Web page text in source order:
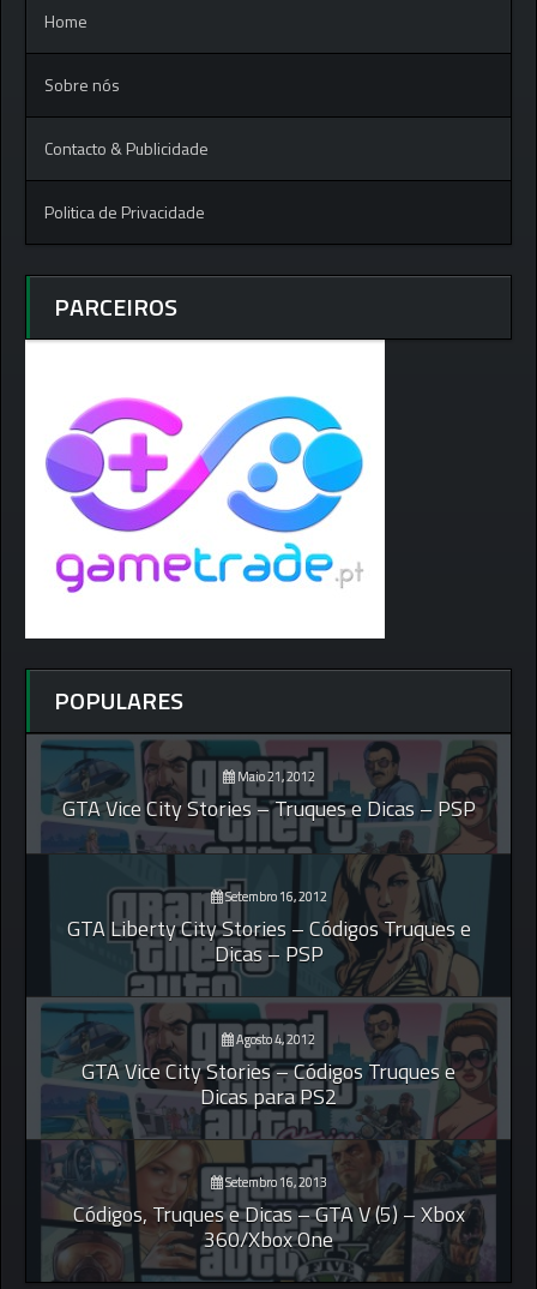
Home
Sobre nós
Contacto & Publicidade
Politica de Privacidade
PARCEIROS
POPULARES
Maio 21, 2012
GTA Vice City Stories – Truques e Dicas – PSP
Setembro 16, 2012
GTA Liberty City Stories – Códigos Truques e
Dicas – PSP
Agosto 4, 2012
GTA Vice City Stories – Códigos Truques e
Dicas para PS2
Setembro 16, 2013
Códigos, Truques e Dicas – GTA V (5) – Xbox
360/Xbox One